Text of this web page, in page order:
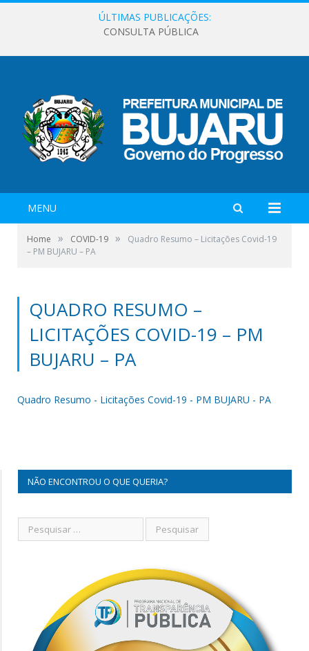
ÚLTIMAS PUBLICAÇÕES:
CONSULTA PÚBLICA
MENU
Home » COVID-19 »
Quadro Resumo – Licitações Covid-19
– PM BUJARU – PA
QUADRO RESUMO –
LICITAÇÕES COVID-19 – PM
BUJARU – PA
Quadro Resumo - Licitações Covid-19 - PM BUJARU - PA
NÃO ENCONTROU O QUE QUERIA?